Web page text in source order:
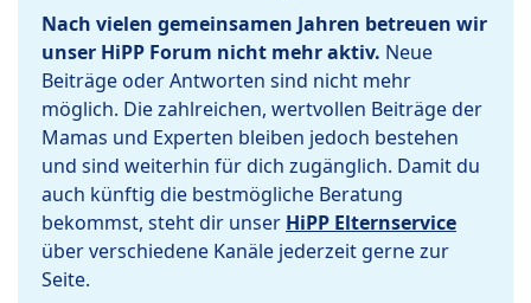
Nach vielen gemeinsamen Jahren betreuen wir
unser HiPP Forum nicht mehr aktiv. Neue
Beiträge oder Antworten sind nicht mehr
möglich. Die zahlreichen, wertvollen Beiträge der
Mamas und Experten bleiben jedoch bestehen
und sind weiterhin für dich zugänglich. Damit du
auch künftig die bestmögliche Beratung
bekommst, steht dir unser HiPP Elternservice
über verschiedene Kanäle jederzeit gerne zur
Seite.